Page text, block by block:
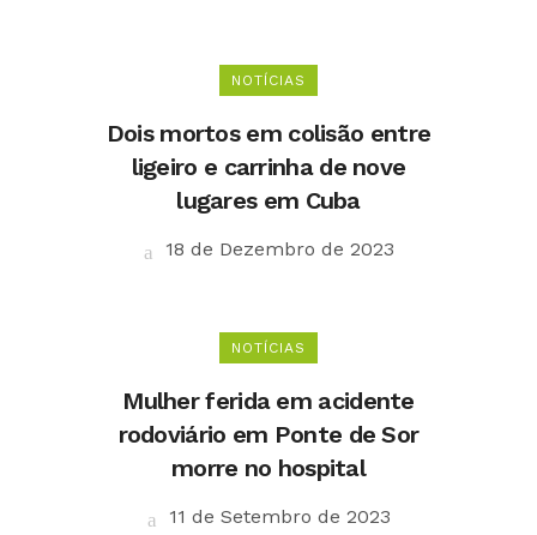
NOTÍCIAS
Dois mortos em colisão entre
ligeiro e carrinha de nove
lugares em Cuba
18 de Dezembro de 2023
NOTÍCIAS
Mulher ferida em acidente
rodoviário em Ponte de Sor
morre no hospital
11 de Setembro de 2023